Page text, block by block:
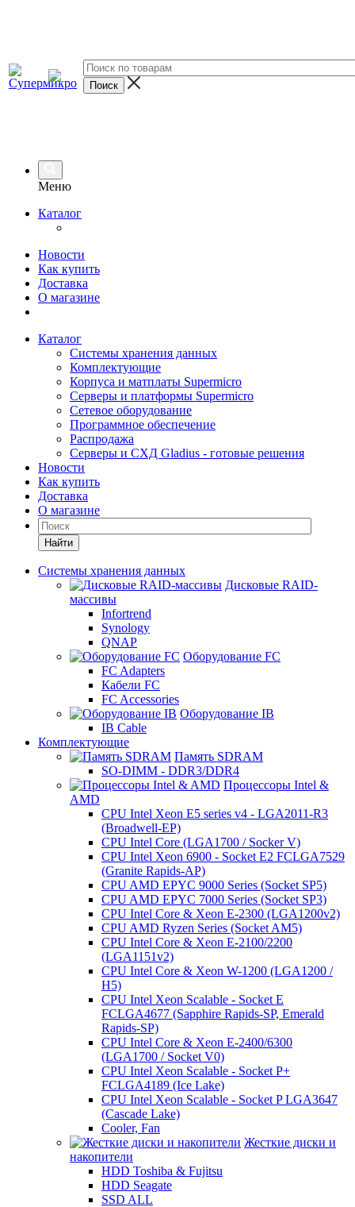
Меню
Каталог
Новости
Как купить
Доставка
О магазине
Каталог
Системы хранения данных
Комплектующие
Корпуса и матплаты Supermicro
Серверы и платформы Supermicro
Сетевое оборудование
Программное обеспечение
Распродажа
Серверы и СХД Gladius - готовые решения
Новости
Как купить
Доставка
О магазине
Найти
Системы хранения данных
Дисковые RAID-
массивы
Infortrend
Synology
QNAP
Оборудование FC
FC Adapters
Кабели FC
FC Accessories
Оборудование IB
IB Cable
Комплектующие
Память SDRAM
SO-DIMM - DDR3/DDR4
Процессоры Intel &
AMD
CPU Intel Xeon E5 series v4 - LGA2011-R3
(Broadwell-EP)
CPU Intel Core (LGA1700 / Socker V)
CPU Intel Xeon 6900 - Socket E2 FCLGA7529
(Granite Rapids-AP)
CPU AMD EPYC 9000 Series (Socket SP5)
CPU AMD EPYC 7000 Series (Socket SP3)
CPU Intel Core & Xeon E-2300 (LGA1200v2)
CPU AMD Ryzen Series (Socket AM5)
CPU Intel Core & Xeon E-2100/2200
(LGA1151v2)
CPU Intel Core & Xeon W-1200 (LGA1200 /
H5)
CPU Intel Xeon Scalable - Socket E
FCLGA4677 (Sapphire Rapids-SP, Emerald
Rapids-SP)
CPU Intel Core & Xeon E-2400/6300
(LGA1700 / Socket V0)
CPU Intel Xeon Scalable - Socket P+
FCLGA4189 (Ice Lake)
CPU Intel Xeon Scalable - Socket P LGA3647
(Cascade Lake)
Cooler, Fan
Жесткие диски и
накопители
HDD Toshiba & Fujitsu
HDD Seagate
SSD ALL